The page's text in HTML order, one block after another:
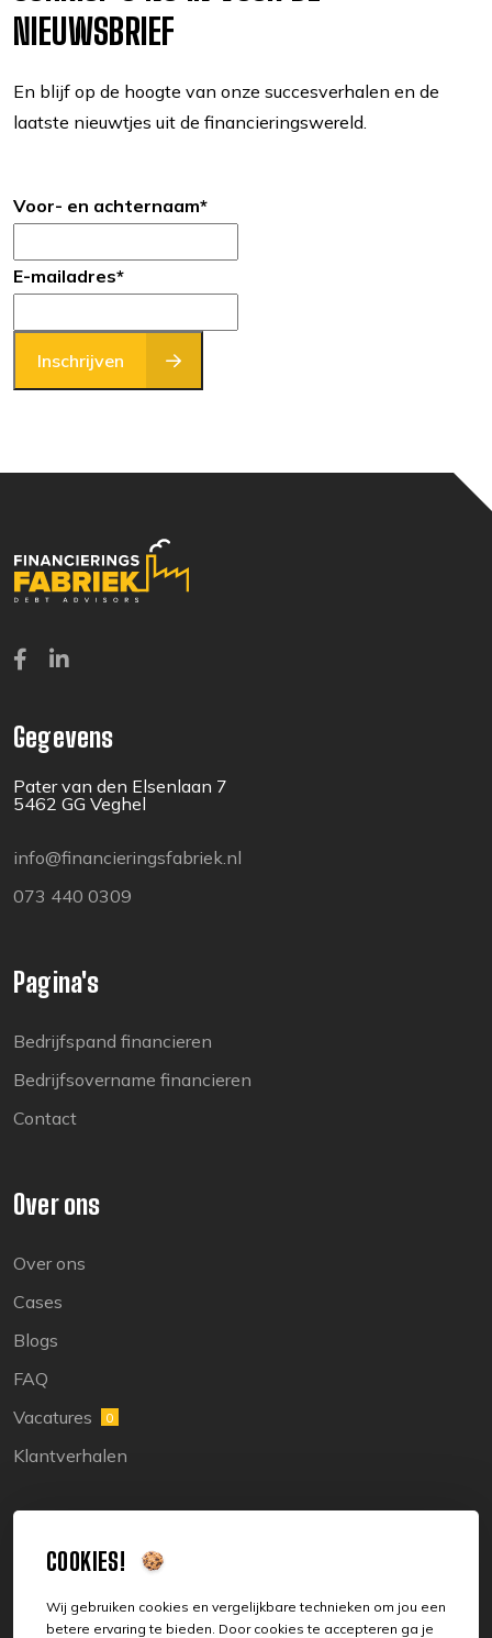
NIEUWSBRIEF
En blijf op de hoogte van onze succesverhalen en de
laatste nieuwtjes uit de financieringswereld.
Voor- en achternaam*
E-mailadres*
Inschrijven
Gegevens
Pater van den Elsenlaan 7
5462 GG Veghel
info@financieringsfabriek.nl
073 440 0309
Pagina's
Bedrijfspand financieren
Bedrijfsovername financieren
Contact
Over ons
Over ons
Cases
Blogs
FAQ
Vacatures
0
Klantverhalen
Sitemap
COOKIES!
Wij gebruiken cookies en vergelijkbare technieken om jou een
betere ervaring te bieden. Door cookies te accepteren ga je